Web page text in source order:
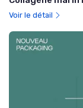
Voir le détail